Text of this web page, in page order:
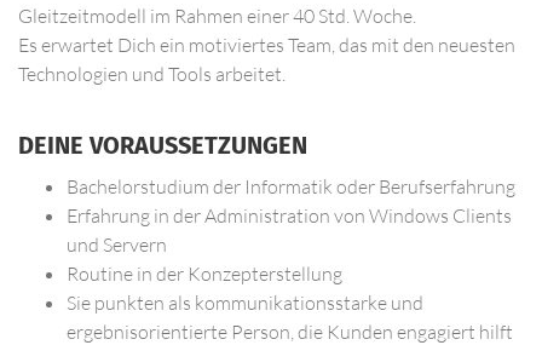
Gleitzeitmodell im Rahmen einer 40 Std. Woche.
Es erwartet Dich ein motiviertes Team, das mit den neuesten
Technologien und Tools arbeitet.
DEINE VORAUSSETZUNGEN
Bachelorstudium der Informatik oder Berufserfahrung
Erfahrung in der Administration von Windows Clients
und Servern
Routine in der Konzepterstellung
Sie punkten als kommunikationsstarke und
ergebnisorientierte Person, die Kunden engagiert hilft